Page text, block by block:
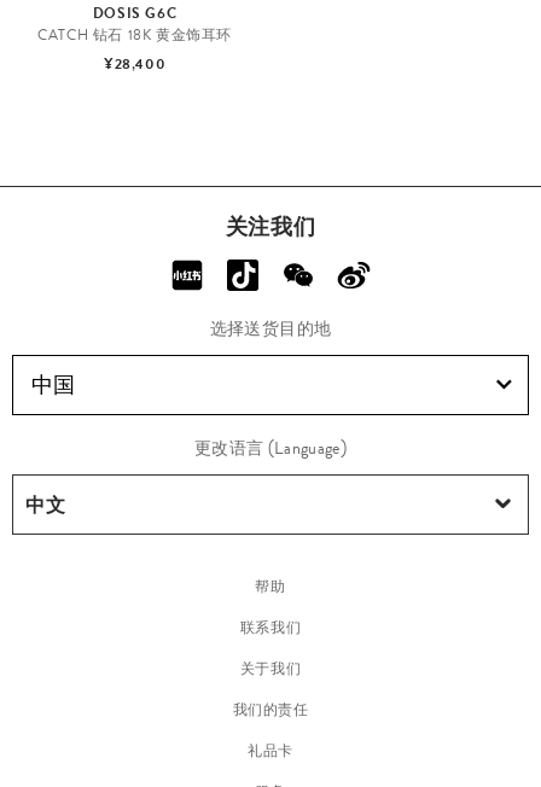
DOSIS G6C
CATCH 钻石 18K 黄金饰耳环
¥28,400
关注我们
选择送货目的地
中国
更改语言 (Language)
帮助
联系我们
关于我们
我们的责任
礼品卡